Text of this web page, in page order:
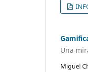
Una
Miguel